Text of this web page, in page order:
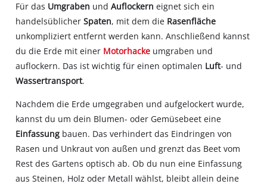
Für das Umgraben undAuflockerneignet sich ein
handelsüblicherSpaten, mit dem die Rasenfläche
unkompliziert entfernt werden kann. Anschließend kannst
du die Erde mit einer Motorhacke umgraben und
auflockern. Das ist wichtig für einen optimalen Luft- und
Wassertransport.
Nachdem die Erde umgegraben und aufgelockert wurde,
kannst du um dein Blumen- oder Gemüsebeet eine
Einfassung bauen. Das verhindert das Eindringen von
Rasen und Unkraut von außen und grenzt das Beet vom
Rest des Gartens optisch ab. Ob du nun eine Einfassung
aus Steinen, Holz oder Metall wählst, bleibt allein deine